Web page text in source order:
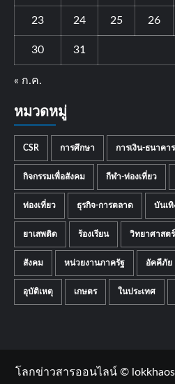
23 24 25 26
30 31
« ก.ค.
หมวดหมู่
CSR การศึกษา การเงิน-ธนาคาร
กิจกรรมเพื่อสังคม กีฬา-ท่องเที่ยว
ท่องเที่ยว ธุรกิจ-การตลาด บันเทิ
ยาเสพติด ร้องเรียน วิทยาศาสต
สังคม หน่วยงานภาครัฐ อัคคีภัย
อุบัติเหตุ เกษตร ในประเทศ
โลกข่าวสารออนไลน์ ©